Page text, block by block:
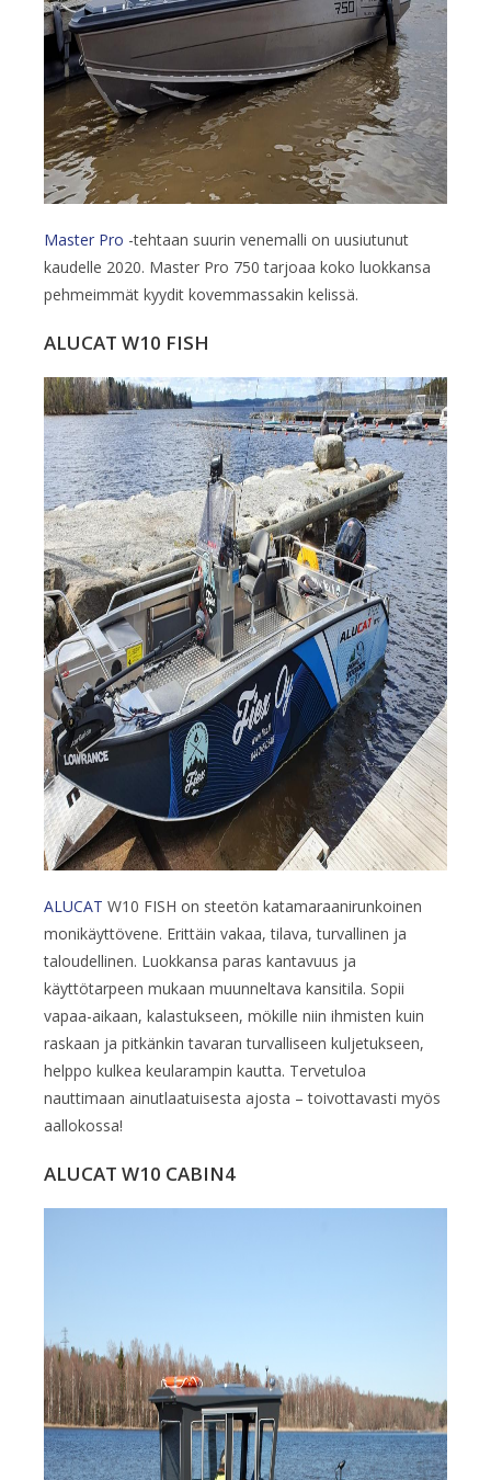
Master Pro -tehtaan suurin venemalli on uusiutunut
kaudelle 2020. Master Pro 750 tarjoaa koko luokkansa
pehmeimmät kyydit kovemmassakin kelissä.
ALUCAT W10 FISH
ALUCAT W10 FISH on steetön katamaraanirunkoinen
monikäyttövene. Erittäin vakaa, tilava, turvallinen ja
taloudellinen. Luokkansa paras kantavuus ja
käyttötarpeen mukaan muunneltava kansitila. Sopii
vapaa-aikaan, kalastukseen, mökille niin ihmisten kuin
raskaan ja pitkänkin tavaran turvalliseen kuljetukseen,
helppo kulkea keularampin kautta. Tervetuloa
nauttimaan ainutlaatuisesta ajosta – toivottavasti myös
aallokossa!
ALUCAT W10 CABIN4